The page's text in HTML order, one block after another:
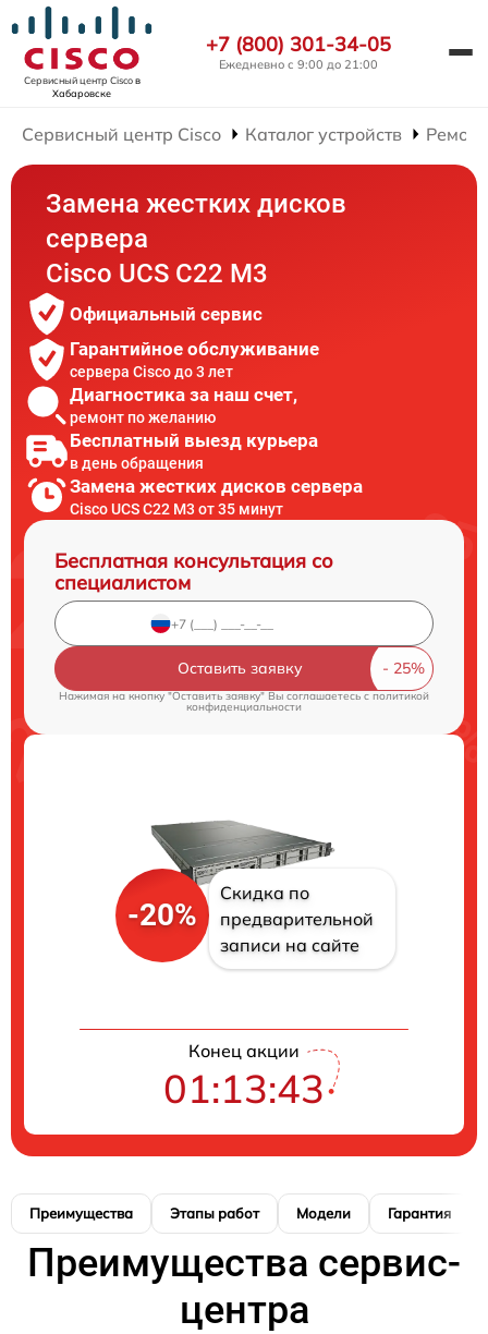
Сервисный центр Ciscoв
Хабаровске
+7 (800) 301-34-05
Ежедневно с 9:00 до 21:00
Сервисный центр Cisco Каталог устройств
Замена жестких дисков
сервера
Cisco UCS C22 M3
Официальный сервис
Гарантийное обслуживание
сервера Cisco до 3 лет
Диагностика за наш счет,
ремонт по желанию
Бесплатный выезд курьера
в день обращения
Замена жестких дисков сервера
Cisco UCS C22 M3 от 35 минут
Бесплатная консультация со
специалистом
Оставить заявку
Нажимая на кнопку "Оставить заявку" Вы соглашаетесь cполитикой
конфиденциальности
-20%
Скидка по
предварительной
записи на сайте
Конец акции
01:13:42
Преимущества Этапы работ Модели Гарантия
Преимущества сервис-
центра